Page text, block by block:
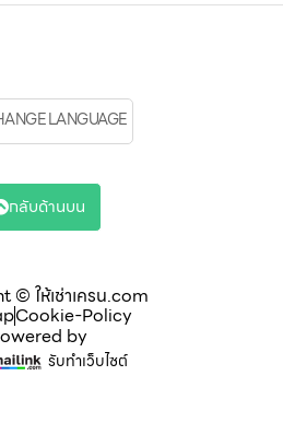
© ให้เช่าเครน.com
Cookie-Policy
by
รับทำเว็บไซต์
LANGUAGE
กลับด้านบน